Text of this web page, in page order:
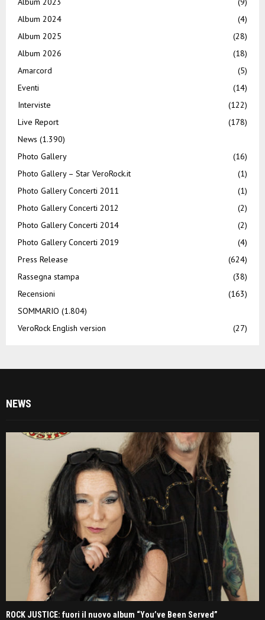
Album 2024
(4)
Album 2025
(28)
Album 2026
(18)
Amarcord
(5)
Eventi
(14)
Interviste
(122)
Live Report
(178)
News (1.390)
Photo Gallery
(16)
Photo Gallery – Star VeroRock.it
(1)
Photo Gallery Concerti 2011
(1)
Photo Gallery Concerti 2012
(2)
Photo Gallery Concerti 2014
(2)
Photo Gallery Concerti 2019
(4)
Press Release
(624)
Rassegna stampa
(38)
Recensioni
(163)
SOMMARIO (1.804)
VeroRock English version
(27)
NEWS
ROCK JUSTICE: fuori il nuovo album “You’ve Been Served”